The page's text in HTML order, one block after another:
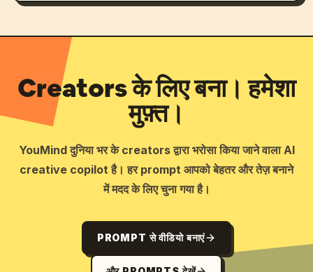
Creators के लिए बना। हमेशा
मुफ़्त।
YouMind दुनिया भर के creators द्वारा भरोसा किया जाने वाला AI
creative copilot है। हर prompt आपको बेहतर और तेज़ बनाने
में मदद के लिए चुना गया है।
PROMPT से वीडियो बनाएं